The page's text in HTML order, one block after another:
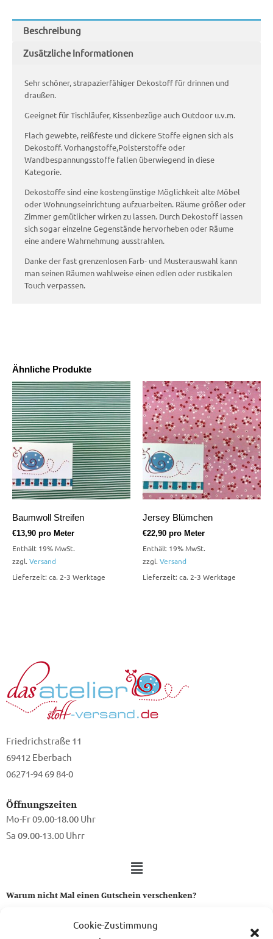
Cookie-Zustimmung
Ähnliche Produkte
Baumwoll Streifen
€13,90 pro Meter
Enthält 19% MwSt.
zzgl. Versand
Lieferzeit: ca. 2-3 Werktage
Jersey Blümchen
€22,90 pro Meter
Enthält 19% MwSt.
zzgl. Versand
Lieferzeit: ca. 2-3 Werktage
Beschreibung
Zusätzliche Informationen
Sehr schöner, strapazierfähiger Dekostoff für drinnen und
draußen.
Geeignet für Tischläufer, Kissenbezüge auch Outdoor u.v.m.
Flach gewebte, reißfeste und dickere Stoffe eignen sich als
Dekostoff. Vorhangstoffe,Polsterstoffe oder
Wandbespannungsstoffe fallen überwiegend in diese
Kategorie.
Dekostoffe sind eine kostengünstige Möglichkeit alte Möbel
oder Wohnungseinrichtung aufzuarbeiten. Räume größer oder
Zimmer gemütlicher wirken zu lassen. Durch Dekostoff lassen
sich sogar einzelne Gegenstände hervorheben oder Räume
eine andere Wahrnehmung ausstrahlen.
Danke der fast grenzenlosen Farb- und Musterauswahl kann
man seinen Räumen wahlweise einen edlen oder rustikalen
Touch verpassen.
Friedrichstraße 11
69412 Eberbach
06271-94 69 84-0
Öffnungszeiten
Mo-Fr 09.00-18.00 Uhr
Sa 09.00-13.00 Uhrr
Warum nicht Mal einen Gutschein verschenken?
Ein Gutschein von uns ist das perfekte Geschenk für alle Stoff-